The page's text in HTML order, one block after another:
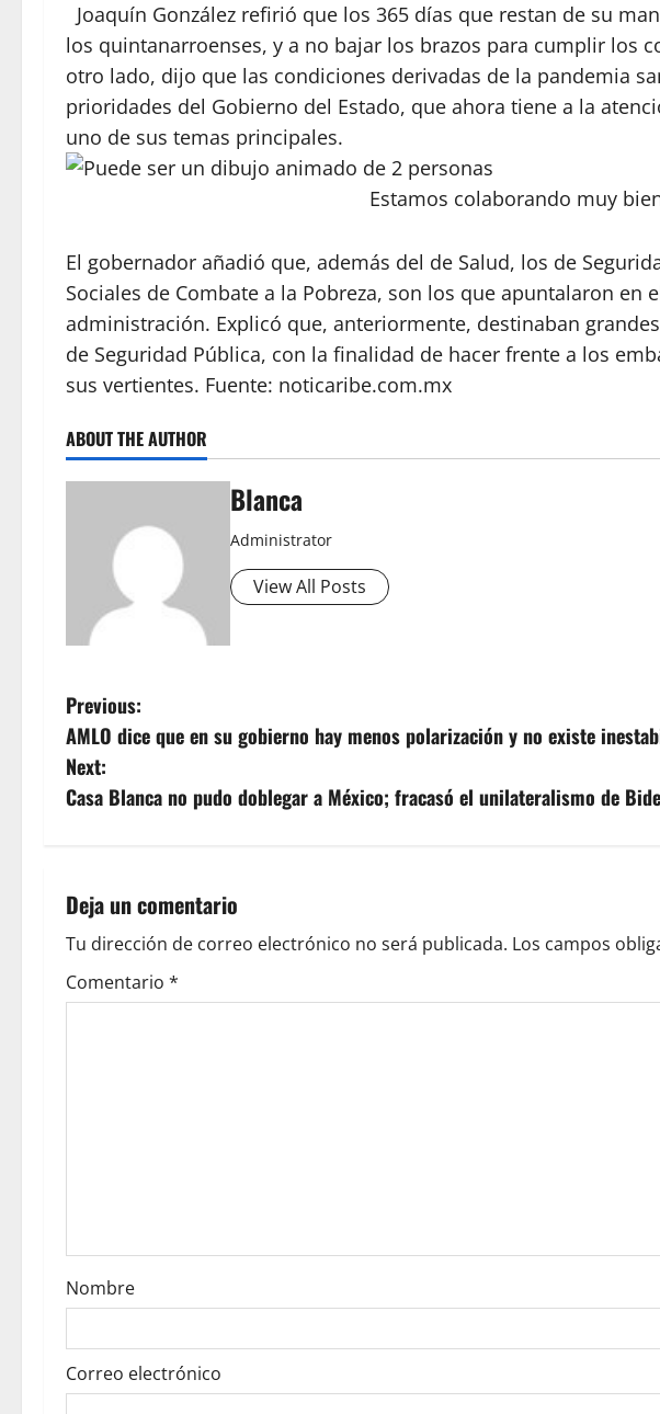
Joaquín González refirió que los 365 días que restan de su
los quintanarroenses, y a no bajar los brazos para cumplir los
otro lado, dijo que las condiciones derivadas de la pandemia
prioridades del Gobierno del Estado, que ahora tiene a la
uno de sus temas principales.
Estamos colaborando muy
El gobernador añadió que, además del de Salud, los de
Sociales de Combate a la Pobreza, son los que apuntalaron en
administración. Explicó que, anteriormente, destinaban
de Seguridad Pública, con la finalidad de hacer frente a los
sus vertientes. Fuente: noticaribe.com.mx
ABOUT THE AUTHOR
Blanca
Administrator
View All Posts
P
o
s
n
a
v
o
n
Previous:
AMLO dice que en su gobierno hay menos polarización y no existe
Next:
Casa Blanca no pudo doblegar a México; fracasó el unilateralismo de
Deja un comentario
Tu dirección de correo electrónico no será publicada. Los campos
Comentario *
Nombre
Correo electrónico